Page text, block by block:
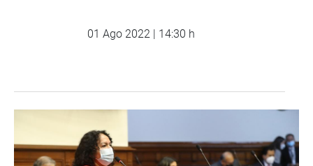
01 Ago 2022 | 14:30 h